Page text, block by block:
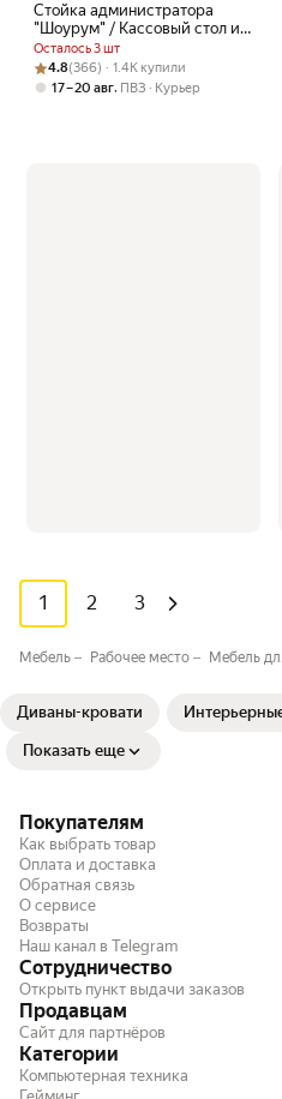
Стойка администратора
"Шоурум" / Кассовый стол из
ЛДСП / Стойка ресепшн /
Черный
Осталось 3 шт
Рейтинг товара: 4.8 из 5
Оценок: (366) · 1.4K купили
4.8(366) · 1.4K купили
17 – 20 авг, ПВЗ Курьер
1 2 3
Мебель Рабочее место Мебель
Диваны-кровати
Показать еще
Покупателям
Как выбрать товар
Оплата и доставка
Обратная связь
О сервисе
Возвраты
Наш канал в Telegram
Сотрудничество
Открыть пункт выдачи заказов
Продавцам
Сайт для партнёров
Категории
Компьютерная техника